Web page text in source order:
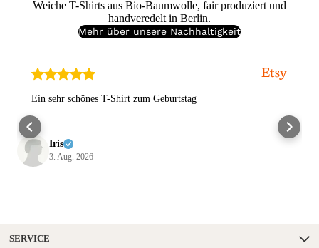
Weiche T-Shirts aus Bio-Baumwolle, fair produziert und
handveredelt in Berlin.
Mehr über unsere Nachhaltigkeit
Ein sehr schönes T-Shirt zum Geburtstag
Iris
3. Aug. 2026
SERVICE